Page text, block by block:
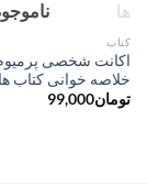
کتاب
خلاصه خوانی کتاب ها
تومان99,000